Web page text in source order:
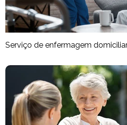
Serviço de enfermagem